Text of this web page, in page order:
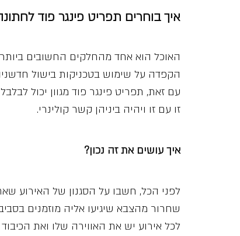
איך בוחרים תפריט פינגר פוד
האוכל הוא אחד מהחלקים החשובים
הקפדה על שימוש בטכניקות בישול
עם זאת, תפריט פינגר פוד מגוון יכול
זו עם זו ויהיה ביניהן קשר קולינרי.
איך עושים את זה נכון?
לפני הכל, חשבו על הסגנון של האירוע
שחרור מהצבא שיגיעו אליה מוזמנים בסביבות גילאי 20 או שזהו כנס עובדים שתכליתו הרמת
לכל אירוע יש את האווירה שלו ואת